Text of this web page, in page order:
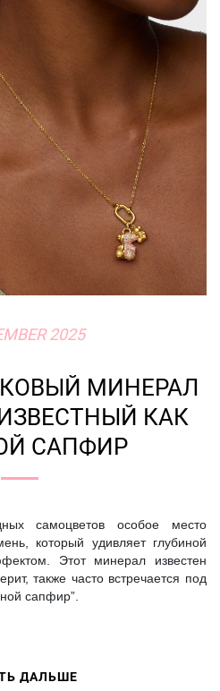
2025
МИНЕРАЛ
КАК
САПФИР
самоцветов особое место
который удивляет глубиной
Этот минерал известен
также часто встречается под
сапфир”.
ДАЛЬШЕ